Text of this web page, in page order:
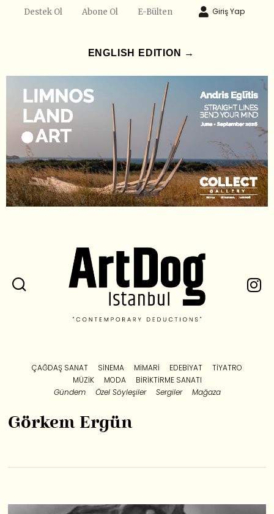
Destek Ol Abone Ol E-Bülten Giriş Yap
ENGLISH EDITION →
ÇAĞDAŞ SANAT SINEMA MIMARI EDEBIYAT
TIYATRO
MÜZIK
MODA
BIRIKTIRME SANATI
Gündem
Özel Söyleşiler Sergiler Mağaza
Görkem Ergün